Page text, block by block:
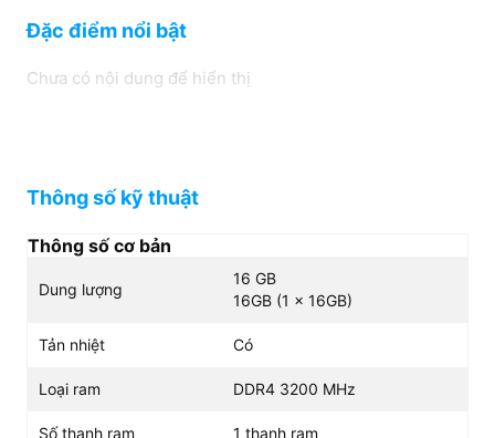
1 thanh ram
Tình trạng
Đặc điểm nổi bật
Chưa có nội dung để hiển thị
Thông số kỹ thuật
Thông số cơ bản
Dung lượng
16 GB
16GB (1 x 16GB)
Tản nhiệt Có
Loại ram DDR4 3200 MHz
Số thanh ram 1 thanh ram